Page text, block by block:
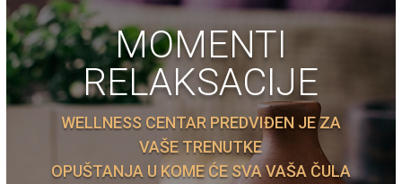
MOMENTI
RELAKSACIJE
WELLNESS CENTAR PREDVIĐEN JE ZA
VAŠE TRENUTKE
OPUŠTANJA U KOME ĆE SVA VAŠA ČULA